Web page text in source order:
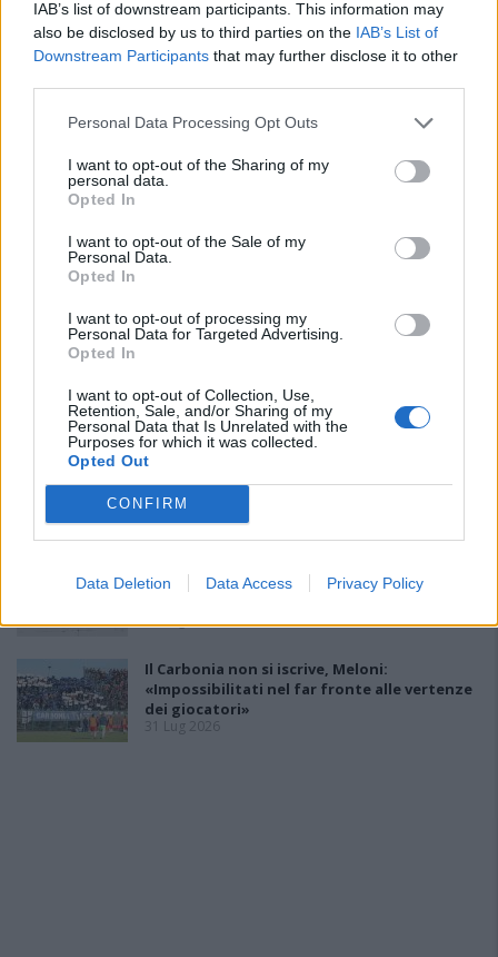
IAB’s list of downstream participants. This information may
also be disclosed by us to third parties on the IAB’s List of
Downstream Participants that may further disclose it to other
Personal Data Processing Opt Outs
I want to opt-out of the Sharing of my
personal data.
Opted In
I want to opt-out of the Sale of my
Personal Data.
Opted In
I want to opt-out of processing my
Personal Data for Targeted Advertising.
Opted In
I want to opt-out of Collection, Use,
Retention, Sale, and/or Sharing of my
Personal Data that Is Unrelated with the
Purposes for which it was collected.
Opted Out
CONFIRM
Data Deletion Data Access Privacy Policy
Il CR sardo esclude anche l'Olbia: l'Usinese è
in Eccellenza, il Fonni sale in Promozione
finisce qui, troppe complicazioni coi
problemi extra calcio»
L'Iglesias si rinforza con Papa Seck e
Diawara, al Bonorva il difensore Balbo
1 Ago 2026
La Villacidrese torna in Eccellenza,
Aranci e La Salle salgono in Prima
31 Lug 2026
soldi per pagare le vertenze, Meloni si
31 Lug 2026
Il Carbonia non si iscrive, Meloni:
«Impossibilitati nel far fronte alle vertenze
dei giocatori»
31 Lug 2026